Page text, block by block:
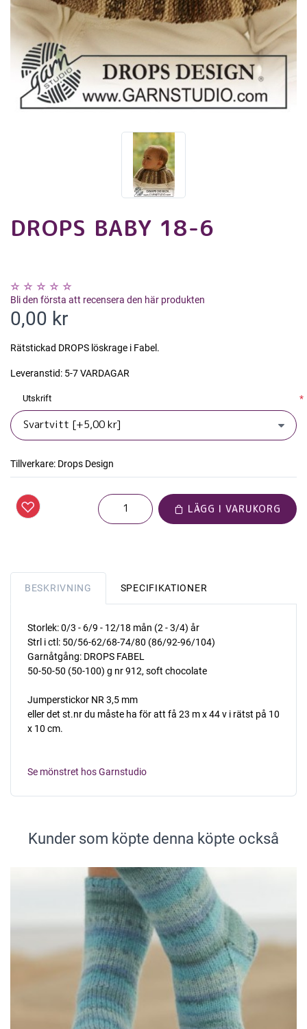
DROPS BABY 18-6
Bli den första att recensera den här produkten
0,00 kr
Rätstickad DROPS löskrage i Fabel.
Leveranstid: 5-7 VARDAGAR
Utskrift *
Tillverkare: Drops Design
LÄGG I VARUKORG
BESKRIVNING SPECIFIKATIONER
Storlek: 0/3 - 6/9 - 12/18 mån (2 - 3/4) år
Strl i ctl: 50/56-62/68-74/80 (86/92-96/104)
Garnåtgång: DROPS FABEL
50-50-50 (50-100) g nr 912, soft chocolate
Jumperstickor NR 3,5 mm 
eller det st.nr du måste ha för att få 23 m x 44 v i rätst på 10
x 10 cm.
Se mönstret hos Garnstudio
Kunder som köpte denna köpte också